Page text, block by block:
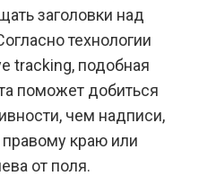
заголовки над
технологии
tracking, подобная
поможет добиться
чем надписи,
краю или
от поля.